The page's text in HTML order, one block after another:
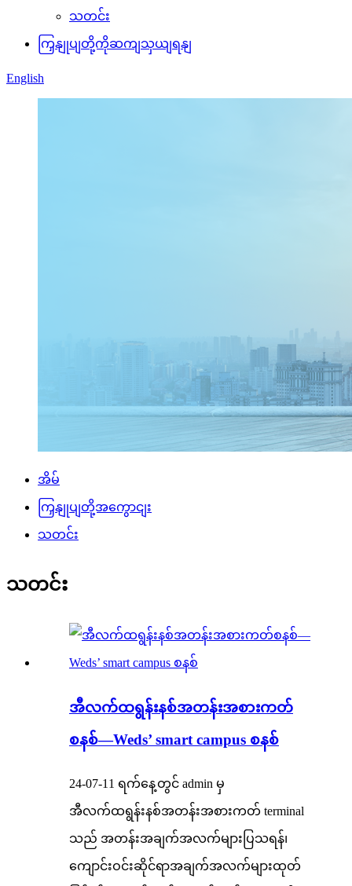
သတင်း
ကြှနျုပျတို့ကိုဆကျသှယျရနျ
English
အိမ်
ကြှနျုပျတို့အကွောငျး
သတင်း
သတင်း
အီလက်ထရွန်းနစ်အတန်းအစားကတ်
စနစ်—Weds’ smart campus စနစ်
24-07-11 ရက်နေ့တွင် admin မှ
အီလက်ထရွန်းနစ်အတန်းအစားကတ် terminal
သည် အတန်းအချက်အလက်များပြသရန်၊
ကျောင်းဝင်းဆိုင်ရာအချက်အလက်များထုတ်